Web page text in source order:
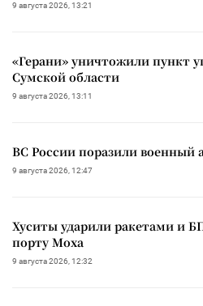
9 августа 2026, 13:21
«Герани» уничтожили пункт
Сумской области
9 августа 2026, 13:11
ВС России поразили военный
9 августа 2026, 12:47
Хуситы ударили ракетами и
порту Моха
9 августа 2026, 12:32